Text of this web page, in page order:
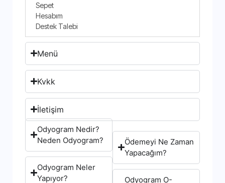
Sepet
Hesabım
Destek Talebi
Menü
Kvkk
İletişim
Odyogram Nedir?
Neden Odyogram?
Odyogram Neler
Yapıyor?
Ödemeyi Ne Zaman
Yapacağım?
Odyogram O-